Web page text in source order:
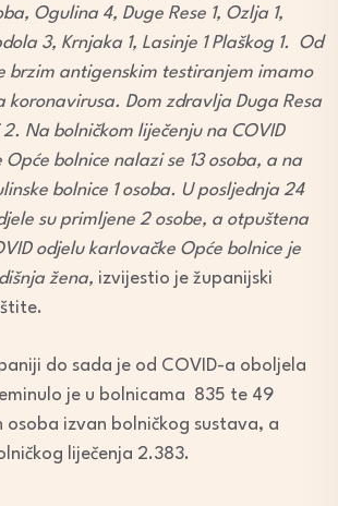
Ogulina 4, Duge Rese 1, Ozlja 1,
3, Krnjaka 1, Lasinje 1 Plaškog 1. Od
brzim antigenskim testiranjem imamo
koronavirusa. Dom zdravlja Duga Resa
Na bolničkom liječenju na COVID
bolnice nalazi se 13 osoba, a na
bolnice 1 osoba. U posljednja 24
su primljene 2 osobe, a otpuštena
odjelu karlovačke Opće bolnice je
žena, izvijestio je županijski
do sada je od COVID-a oboljela
je u bolnicama 835 te 49
osoba izvan bolničkog sustava, a
liječenja 2.383.